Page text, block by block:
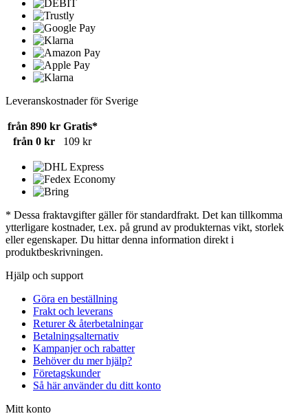
Leveranskostnader för Sverige
från 890 kr Gratis*
från 0 kr
109 kr
* Dessa fraktavgifter gäller för standardfrakt. Det kan tillkomma
ytterligare kostnader, t.ex. på grund av produkternas vikt, storlek
eller egenskaper. Du hittar denna information direkt i
produktbeskrivningen.
Hjälp och support
Göra en beställning
Frakt och leverans
Returer & återbetalningar
Betalningsalternativ
Kampanjer och rabatter
Behöver du mer hjälp?
Företagskunder
Så här använder du ditt konto
Mitt konto